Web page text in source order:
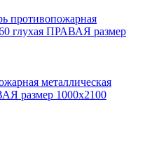
металлическая
размер 1000х2100